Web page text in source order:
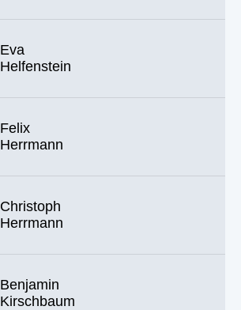
Eva
Helfenstein
Felix
Herrmann
Christoph
Herrmann
Benjamin
Kirschbaum